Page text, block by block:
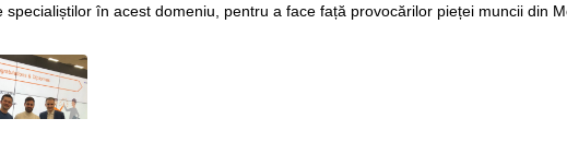
în acest domeniu, pentru a face față provocărilor pieței muncii din